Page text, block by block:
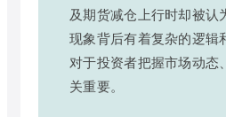
及期货减仓上行时却被认
现象背后有着复杂的逻辑
对于投资者把握市场动态
关重要。